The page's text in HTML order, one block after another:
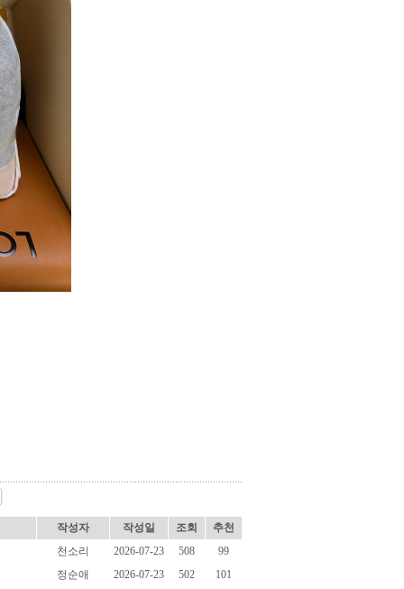
작성자 작성일 조회
추천
천소리
2026-07-23 508
99
정순애
2026-07-23 502
101